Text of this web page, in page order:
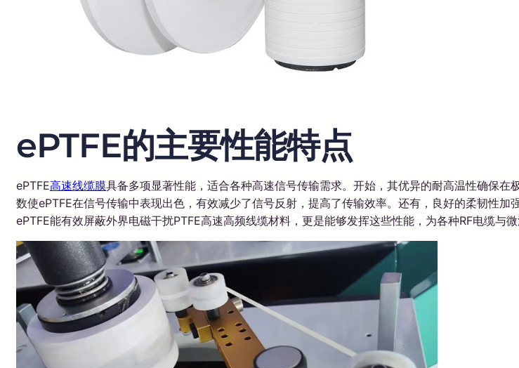
ePTFE的主要性能特点
ePTFE高速线缆膜具备多项显著性能，适合各种高速信号传输需求。开始，其优异的耐高温性确保
数使ePTFE在信号传输中表现出色，有效减少了信号反射，提高了传输效率。还有，良好的柔韧性
ePTFE能有效屏蔽外界电磁干扰PTFE高速高频线缆材料，更是能够发挥这些性能，为各种RF电缆与